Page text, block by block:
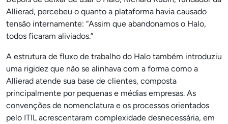
Allierad, percebeu o quanto a plataforma havia causado
tensão internamente: “Assim que abandonamos o Halo,
todos ficaram aliviados.”
A estrutura de fluxo de trabalho do Halo também introduziu
uma rigidez que não se alinhava com a forma como a
Allierad atende sua base de clientes, composta
principalmente por pequenas e médias empresas. As
convenções de nomenclatura e os processos orientados
pelo ITIL acrescentaram complexidade desnecessária, em